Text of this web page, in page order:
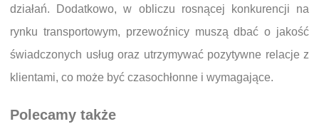
działań. Dodatkowo, w obliczu rosnącej konkurencji na
rynku transportowym, przewoźnicy muszą dbać o jakość
świadczonych usług oraz utrzymywać pozytywne relacje z
klientami, co może być czasochłonne i wymagające.
Polecamy także